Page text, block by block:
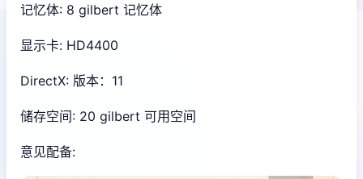
记忆体: 8 gilbert 记忆体
显示卡: HD4400
DirectX: 版本：11
储存空间: 20 gilbert 可用空间
意见配备: